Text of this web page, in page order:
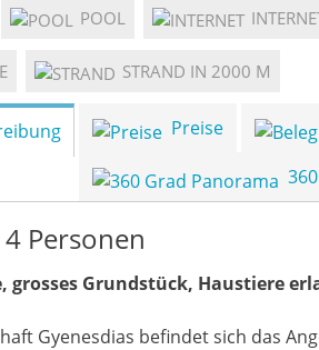
POOL
STRAND IN 2000 M
Preise
Personen
grosses Grundstück, Haustiere
Gyenesdias befindet sich das